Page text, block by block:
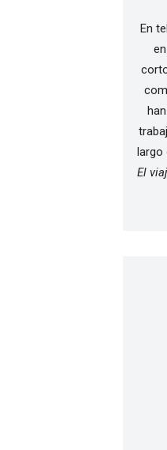
En
largo
El